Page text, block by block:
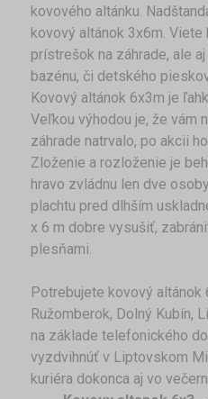
kovového altánku.
kovový altánok 3x6m.
prístrešok na záhrade, ale
bazénu, či detského
Kovový altánok 6x3m je
Veľkou výhodou je, že vám
záhrade natrvalo, po akcii
Zloženie a rozloženie je
hravo zvládnu len dve
plachtu pred dlhším
x 6 m dobre vysušiť,
plesňami.
Potrebujete kovový altánok
Ružomberok, Dolný Kubín,
na základe telefonického
vyzdvihnúť v Liptovskom
kuriéra dokonca aj vo